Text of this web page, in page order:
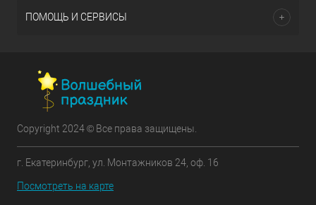
ПОМОЩЬ И СЕРВИСЫ
Copyright 2024 © Все права защищены.
г. Екатеринбург, ул. Монтажников 24, оф. 16
Посмотреть на карте